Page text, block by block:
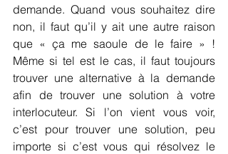
demande. Quand vous souhaitez dire
non, il faut qu’il y ait une autre raison
que « ça me saoule de le faire » !
Même si tel est le cas, il faut toujours
trouver une alternative à la demande
afin de trouver une solution à votre
interlocuteur. Si l’on vient vous voir,
c’est pour trouver une solution, peu
importe si c’est vous qui résolvez le